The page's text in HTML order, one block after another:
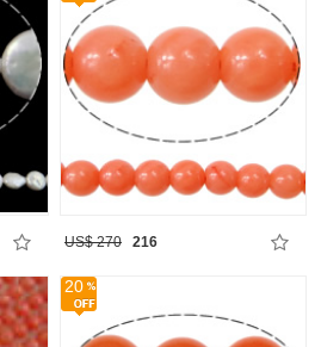
US$ 270 216
20